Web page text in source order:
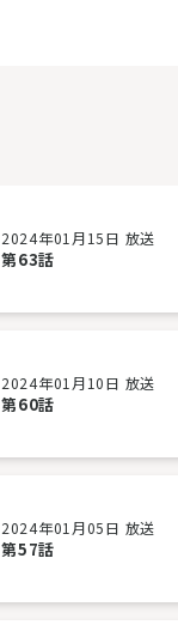
2024年01月15日 放送
第63話
2024年01月10日 放送
第60話
2024年01月05日 放送
第57話